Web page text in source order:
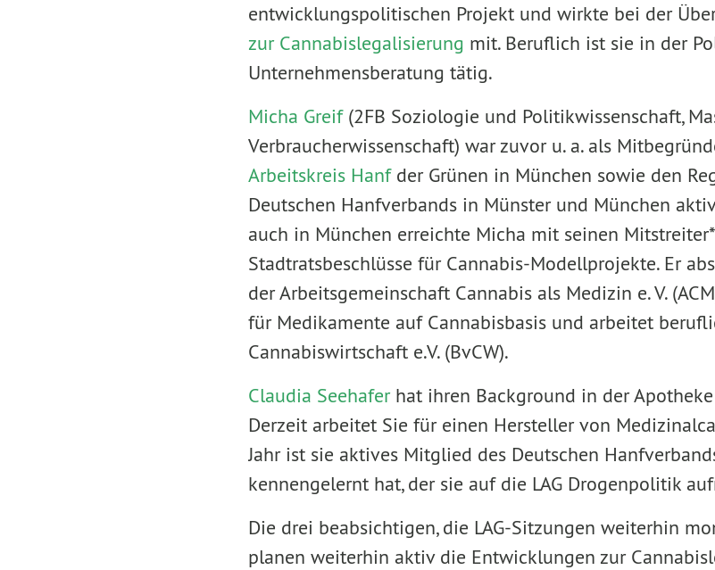
entwicklungspolitischen Projekt und wirkte bei der
zur Cannabislegalisierung mit. Beruflich ist sie in der
Unternehmensberatung tätig.
Micha Greif(2FB Soziologie und Politikwissenschaft,
Verbraucherwissenschaft) war zuvor u. a. als
Arbeitskreis Hanfder Grünen in München sowie den
Deutschen Hanfverbands in Münster und München
auch in München erreichte Micha mit seinen
Stadtratsbeschlüsse für Cannabis-Modellprojekte. Er
der Arbeitsgemeinschaft Cannabis als Medizin e. V.
für Medikamente auf Cannabisbasis und arbeitet
Cannabiswirtschaft e.V. (BvCW).
Claudia Seehaferhat ihren Background in der
Derzeit arbeitet Sie für einen Hersteller von
Jahr ist sie aktives Mitglied des Deutschen
kennengelernt hat, der sie auf die LAG Drogenpolitik
Die drei beabsichtigen, die LAG-Sitzungen weiterhin
planen weiterhin aktiv die Entwicklungen zur